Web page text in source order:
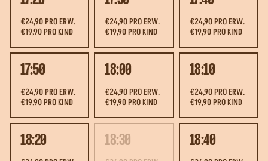
€24,90 PRO ERW.
€19,90 PRO KIND
€24,90 PRO ERW.
€19,90 PRO KIND
€24,90 PRO ERW.
€19,90 PRO KIND
17:50
€24,90 PRO ERW.
€19,90 PRO KIND
18:00
€24,90 PRO ERW.
€19,90 PRO KIND
18:10
€24,90 PRO ERW.
€19,90 PRO KIND
18:20 18:30 18:40